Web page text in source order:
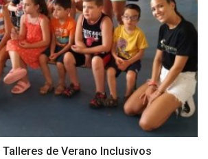
Talleres de Verano Inclusivos